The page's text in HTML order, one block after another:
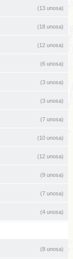
(13 unosa)
(18 unosa)
(12 unosa)
(6 unosa)
(3 unosa)
(3 unosa)
(7 unosa)
(10 unosa)
(12 unosa)
(9 unosa)
(7 unosa)
(4 unosa)
(8 unosa)